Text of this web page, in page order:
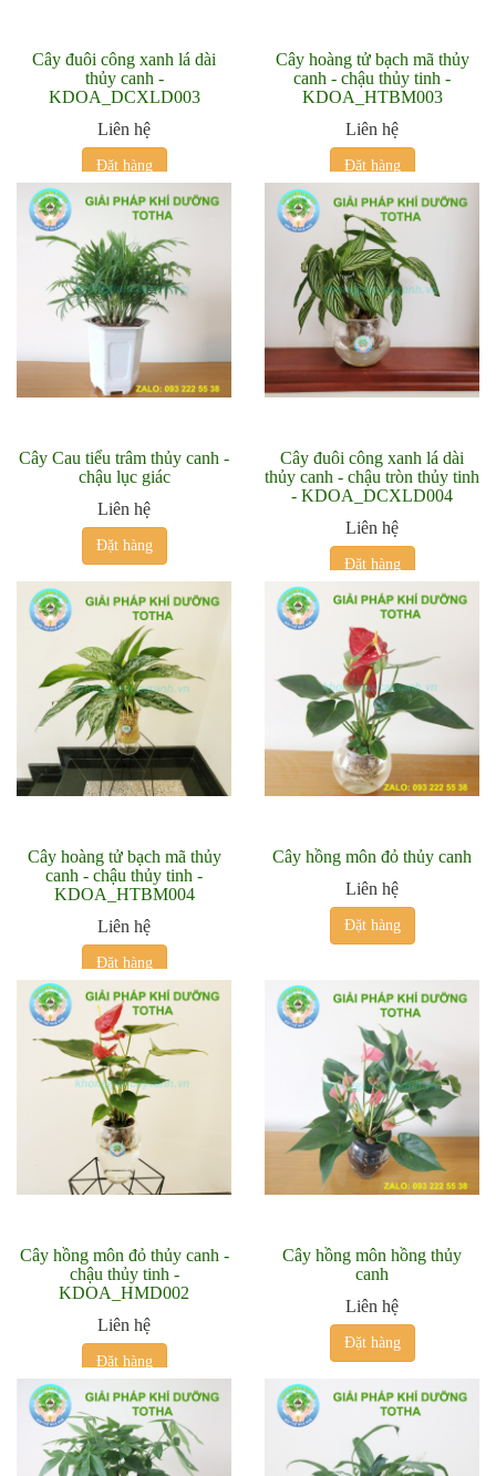
Cây đuôi công xanh lá dài
thủy canh -
KDOA_DCXLD003
Liên hệ
Đặt hàng
Cây hoàng tử bạch mã thủy
canh - chậu thủy tinh -
KDOA_HTBM003
Liên hệ
Đặt hàng
Cây Cau tiểu trâm thủy canh -
chậu lục giác
Liên hệ
Đặt hàng
Cây đuôi công xanh lá dài
thủy canh - chậu tròn thủy tinh
- KDOA_DCXLD004
Liên hệ
Đặt hàng
Cây hoàng tử bạch mã thủy
canh - chậu thủy tinh -
KDOA_HTBM004
Liên hệ
Đặt hàng
Cây hồng môn đỏ thủy canh
Liên hệ
Đặt hàng
Cây hồng môn đỏ thủy canh -
chậu thủy tinh -
KDOA_HMD002
Liên hệ
Đặt hàng
Cây hồng môn hồng thủy
canh
Liên hệ
Đặt hàng